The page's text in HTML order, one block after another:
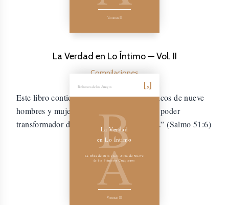
Volumen II
La Verdad en Lo Íntimo — Vol. II
Compilaciones
Este libro contiene los relatos autobiográficos de nueve
hombres y mujeres que experimentaron el poder
transformador de “La Verdad en lo íntimo.” (Salmo 51:6)
Biblioteca de los Amigos
B
A
La Verdad
en Lo Íntimo
La Obra de Dios en el Alma de Nueve
de los Primeros Cuáqueros
Volumen III